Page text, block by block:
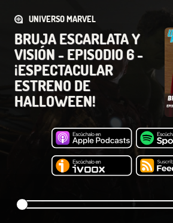
UNIVERSO MARVEL
BRUJA ESCARLATA Y
VISIÓN - EPISODIO 6 -
¡ESPECTACULAR
ESTRENO DE
HALLOWEEN!